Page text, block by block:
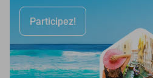
Participez!